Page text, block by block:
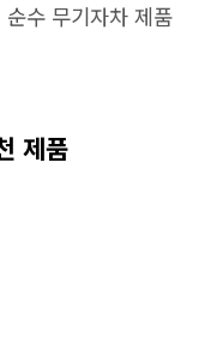
수 무기자차 제품
제품